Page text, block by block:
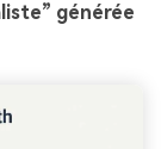
générée